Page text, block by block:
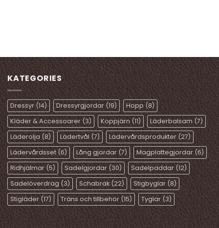
KATEGORIES
Dressyr(14) Dressyrgjordar(19) Hopp (8)
Kläder & Accessoarer(3) Koppjärn (11) Läderbalsam(7)
Läderolja (8) Lädertvål(7) Lädervårdsprodukter(27)
Lädervårdsset(6) Lång gjordar (7) Magplattegjordar(6)
Ridhjälmar(5) Sadelgjordar(30) Sadelpaddar (12)
Sadelöverdrag(3) Schabrak(22) Stigbyglar (8)
Stigläder(17) Träns och tillbehör(15) Tyglar(3)